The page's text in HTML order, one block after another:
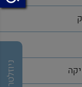
ניוזלטר